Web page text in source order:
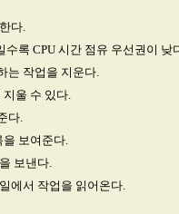
다.
록 CPU 시간 점유 우선권이 낮
는 작업을 지운다.
울 수 있다.
다.
보여준다.
보낸다.
에서 작업을 읽어온다.